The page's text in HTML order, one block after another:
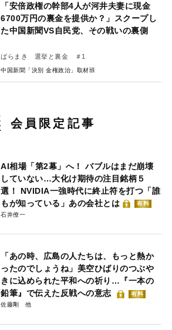
「安倍政権の幹部4人が河井夫妻に現金
6700万円の裏金を提供か？」スクープし
た中国新聞VS自民党、その戦いの裏側
ばらまき 選挙と裏金 ＃1
中国新聞「決別 金権政治」取材班
会員限定記事
AI相場「第2幕」へ！ バブルはまだ崩壊
していない…大化け期待の注目銘柄５
選！ NVIDIA一強時代に終止符を打つ「誰
もが知っている」あの会社とは
有料
石井僚一
「あの時、広島の人たちは、もっと熱か
ったのでしょうね」美空ひばりのつぶや
きに込められた平和への祈り…『一本の
鉛筆』で伝えた反戦への意志
有料
佐藤剛